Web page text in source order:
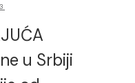
u Srbiji